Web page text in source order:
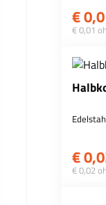
€
€ 0,01
€
€ 0,02